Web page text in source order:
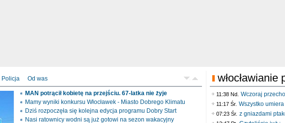
» Od czerwca rozpoczął się nowy okres świadczeniowy 800 plus, który
» Policjanci ruchu drogowego przeprowadzili na drogach Włocławka i
Policja Od was
MAN potrącił kobietę na przejściu. 67-latka nie żyje
Mamy wyniki konkursu Włocławek - Miasto Dobrego Klimatu
Dziś rozpoczęła się kolejna edycja programu Dobry Start
Nasi ratownicy wodni są już gotowi na sezon wakacyjny
włocławianie
11:38 Nd. Wczoraj
11:17 Śr. Wszystko umiera
07:23 Śr. z gniazdami